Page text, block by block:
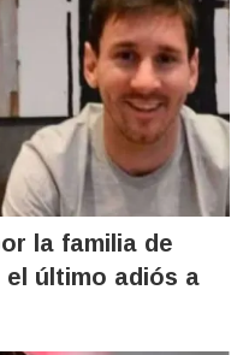
la familia de
el último adiós a